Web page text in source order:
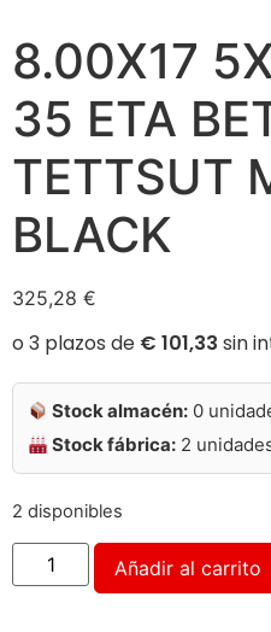
8.00X17
35 ETA
TETTSUT
BLACK
325,28 €
Stock almacén: 0
Stock fábrica: 2
2 disponibles
Añadir al carrito